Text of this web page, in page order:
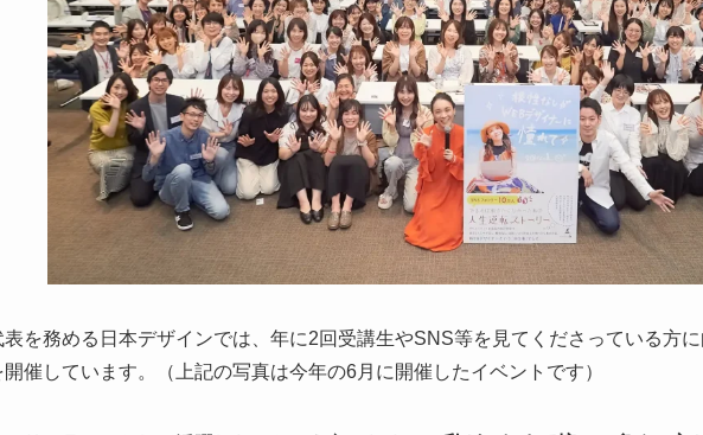
表を務める日本デザインでは、年に2回受講生やSNS等を見てくださっている方
開催しています。（上記の写真は今年の6月に開催したイベントです）